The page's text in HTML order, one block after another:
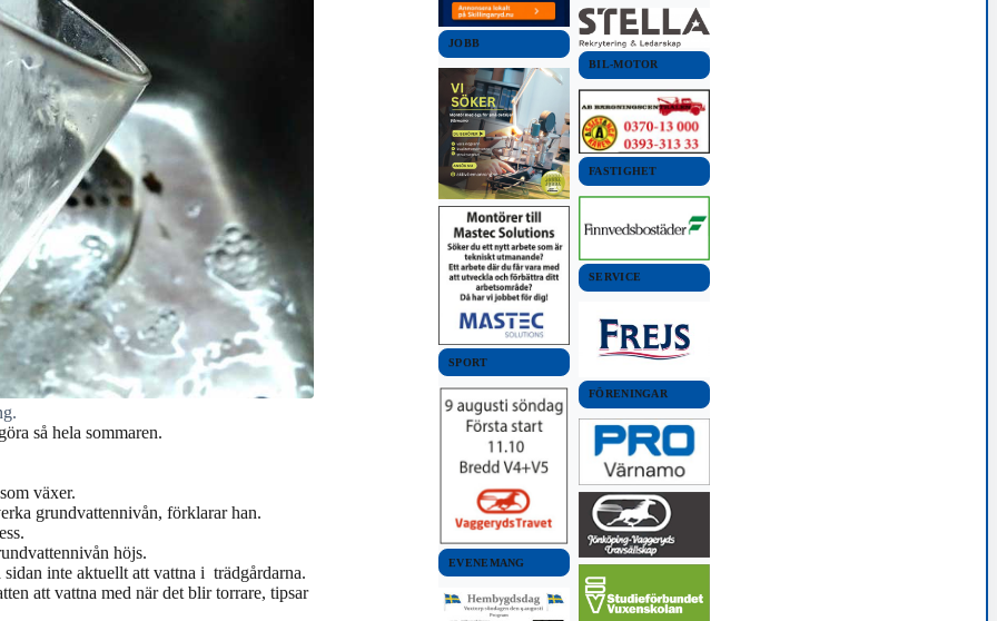
så hela sommaren.
växer.
grundvattennivån, förklarar han.
höjs.
inte aktuellt att vattna i trädgårdarna.
att vattna med när det blir torrare, tipsar
JOBB
SPORT
EVENEMANG
BIL-MOTOR
FASTIGHET
SERVICE
FÖRENINGAR